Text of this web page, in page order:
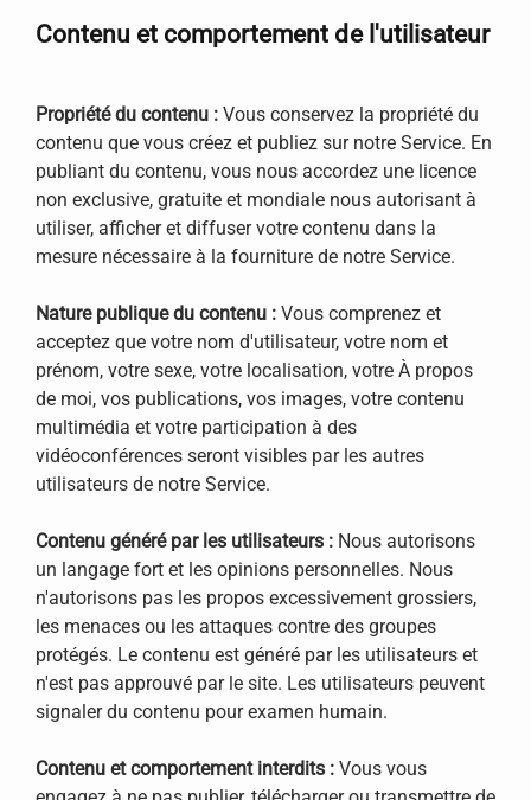
Contenu et comportement de l'utilisateur
Propriété du contenu : Vous conservez la propriété du
contenu que vous créez et publiez sur notre Service. En
publiant du contenu, vous nous accordez une licence
non exclusive, gratuite et mondiale nous autorisant à
utiliser, afficher et diffuser votre contenu dans la
mesure nécessaire à la fourniture de notre Service.
Nature publique du contenu : Vous comprenez et
acceptez que votre nom d'utilisateur, votre nom et
prénom, votre sexe, votre localisation, votre À propos
de moi, vos publications, vos images, votre contenu
multimédia et votre participation à des
vidéoconférences seront visibles par les autres
utilisateurs de notre Service.
Contenu généré par les utilisateurs : Nous autorisons
un langage fort et les opinions personnelles. Nous
n'autorisons pas les propos excessivement grossiers,
les menaces ou les attaques contre des groupes
protégés. Le contenu est généré par les utilisateurs et
n'est pas approuvé par le site. Les utilisateurs peuvent
signaler du contenu pour examen humain.
Contenu et comportement interdits : Vous vous